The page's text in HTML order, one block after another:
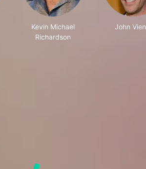
Kevin Michael
Richardson
John